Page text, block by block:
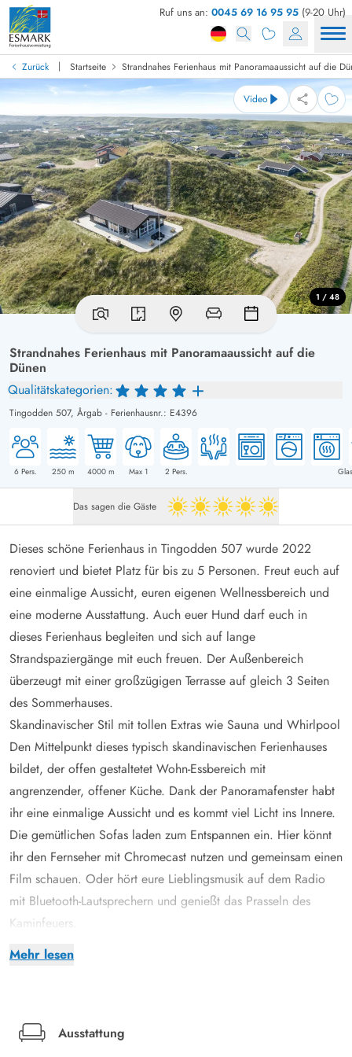
Ruf uns an: 0045 69 16 95 95 (9-20 Uhr)
Zurück | Startseite Strandnahes Ferienhaus mit Panoramaaussicht auf die
Strandnahes Ferienhaus mit Panoramaaussicht auf die
Dünen
Qualitätskategorien:
Tingodden 507, Årgab - Ferienhausnr.: E4396
6Pers. 250m 4000m Max 1 2 Pers.
Video
1 / 48
Das sagen die Gäste 5 von 5
Mehr lesen
Dieses schöne Ferienhaus in Tingodden 507 wurde 2022
renoviert und bietet Platz für bis zu 5 Personen. Freut euch auf
eine einmalige Aussicht, euren eigenen Wellnessbereich und
eine moderne Ausstattung. Auch euer Hund darf euch in
dieses Ferienhaus begleiten und sich auf lange
Strandspaziergänge mit euch freuen. Der Außenbereich
überzeugt mit einer großzügigen Terrasse auf gleich 3 Seiten
des Sommerhauses.
Skandinavischer Stil mit tollen Extras wie Sauna und Whirlpool
Den Mittelpunkt dieses typisch skandinavischen Ferienhauses
bildet, der offen gestaltetet Wohn-Essbereich mit
angrenzender, offener Küche. Dank der Panoramafenster habt
ihr eine einmalige Aussicht und es kommt viel Licht ins Innere.
Die gemütlichen Sofas laden zum Entspannen ein. Hier könnt
ihr den Fernseher mit Chromecast nutzen und gemeinsam einen
Film schauen. Oder hört eure Lieblingsmusik auf dem Radio
mit Bluetooth-Lautsprechern und genießt das Prasseln des
Kaminfeuers.
Dank der energiesparenden Wärmepumpe könnt ihr das
zum Beispiel einmal mit einem skandinavischen Menü? Um den
Ausstattung